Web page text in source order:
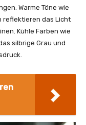
Warme Töne wie
reflektieren das Licht
Kühle Farben wie
silbrige Grau und